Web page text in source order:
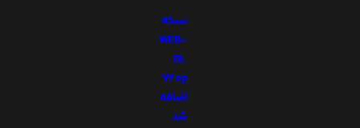
نسخه
WEB-
DL
720p
اضافه
شد